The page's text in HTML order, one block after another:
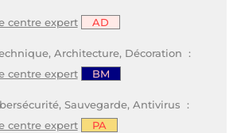
centre expert AD
Architecture, Décoration :
centre expert BM
Sauvegarde, Antivirus :
centre expert PA